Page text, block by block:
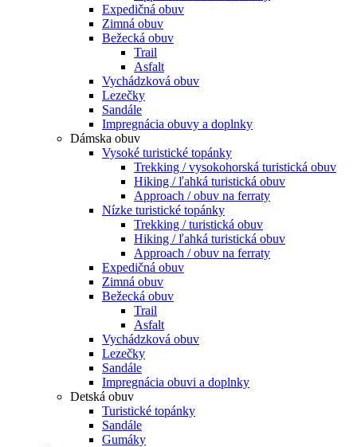
Expedičná obuv
Zimná obuv
Bežecká obuv
Trail
Asfalt
Vychádzková obuv
Lezečky
Sandále
Impregnácia obuvy a doplnky
Dámska obuv
Vysoké turistické topánky
Trekking / vysokohorská turistická obuv
Hiking / ľahká turistická obuv
Approach / obuv na ferraty
Nízke turistické topánky
Trekking / turistická obuv
Hiking / ľahká turistická obuv
Approach / obuv na ferraty
Expedičná obuv
Zimná obuv
Bežecká obuv
Trail
Asfalt
Vychádzková obuv
Lezečky
Sandále
Impregnácia obuvi a doplnky
Detská obuv
Turistické topánky
Sandále
Gumáky